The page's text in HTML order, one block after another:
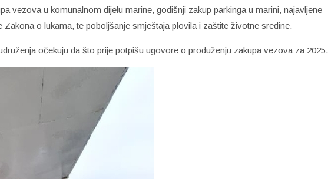
vezova u komunalnom dijelu marine, godišnji zakup parkinga u marini, najavljene
Zakona o lukama, te poboljšanje smještaja plovila i zaštite životne sredine.
očekuju da što prije potpišu ugovore o produženju zakupa vezova za 2025.